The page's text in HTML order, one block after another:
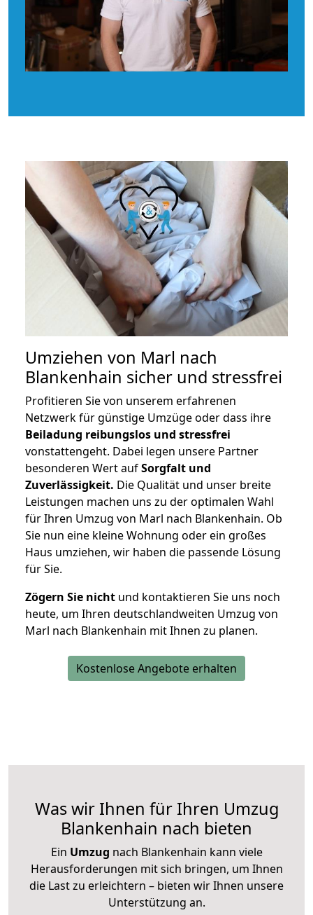
Umziehen von Marl nach
Blankenhain sicher und stressfrei
Profitieren Sie von unserem erfahrenen
Netzwerk für günstige Umzüge oder dass ihre
Beiladung reibungslos und stressfrei
vonstattengeht. Dabei legen unsere Partner
besonderen Wert aufSorgfalt und
Zuverlässigkeit. Die Qualität und unser breite
Leistungen machen uns zu der optimalen Wahl
für Ihren Umzug von Marl nach Blankenhain. Ob
Sie nun eine kleine Wohnung oder ein großes
Haus umziehen, wir haben die passende Lösung
für Sie.
Zögern Sie nicht und kontaktieren Sie uns noch
heute, um Ihren deutschlandweiten Umzug von
Marl nach Blankenhain mit Ihnen zu planen.
Kostenlose Angebote erhalten
Was wir Ihnen für Ihren Umzug
Blankenhain nach bieten
Ein Umzug nach Blankenhain kann viele
Herausforderungen mit sich bringen, um Ihnen
die Last zu erleichtern – bieten wir Ihnen unsere
Unterstützung an.